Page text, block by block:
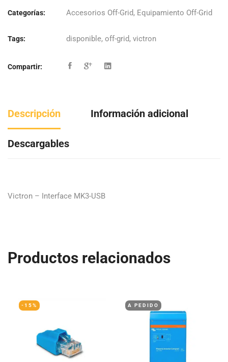
Categorías: Accesorios Off-Grid, Equipamiento Off-Grid
Tags: disponible, off-grid, victron
Compartir:
Descripción Información adicional
Descargables
Victron – Interface MK3-USB
Productos relacionados
-15% A PEDIDO